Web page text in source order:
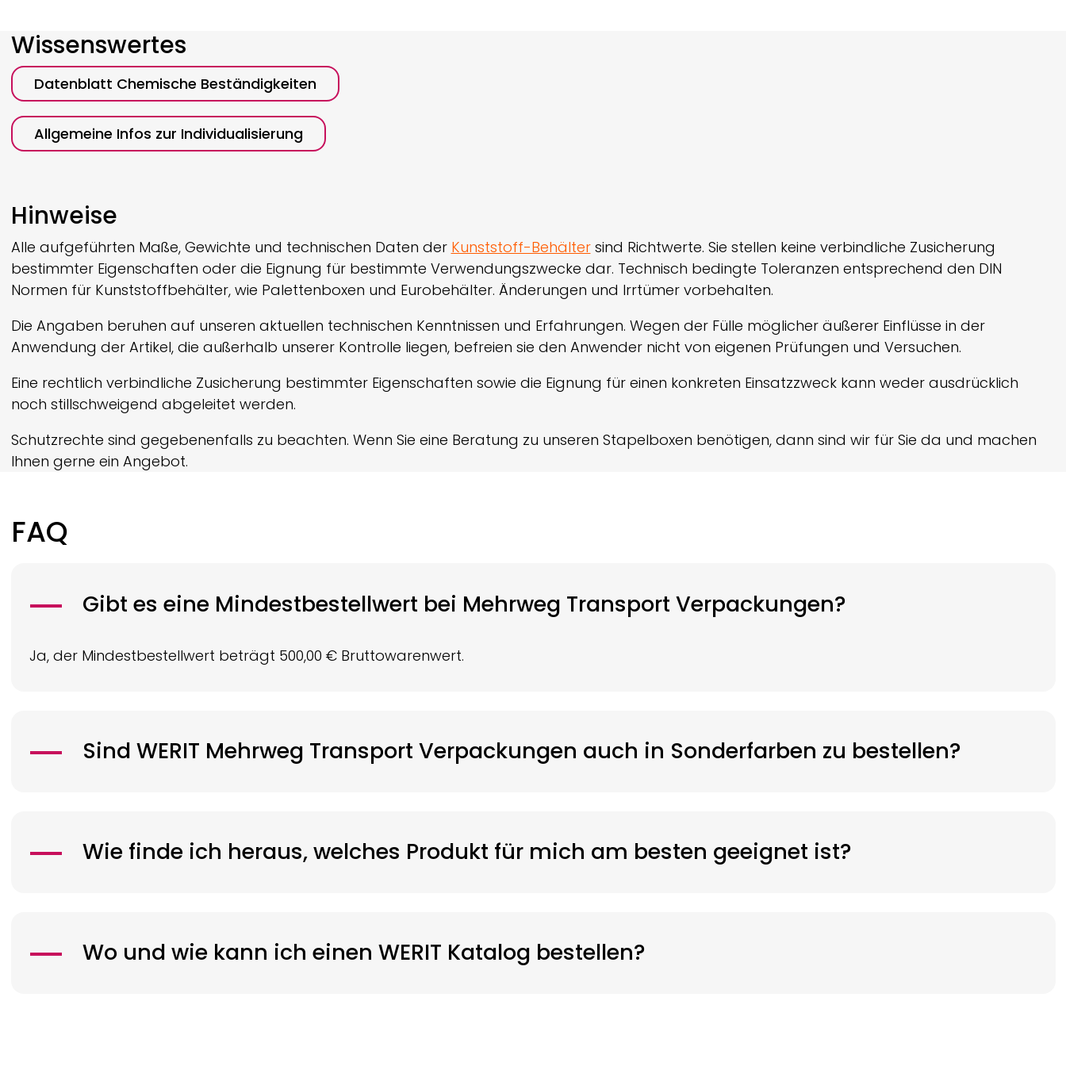
Wissenswertes
Datenblatt Chemische Beständigkeiten
Allgemeine Infos zur Individualisierung
Hinweise
Alle aufgeführten Maße, Gewichte und technischen Daten der Kunststoff-Behältersind Richtwerte. Sie stellen keine verbindliche Zusicherung
bestimmter Eigenschaften oder die Eignung für bestimmte Verwendungszwecke dar. Technisch bedingte Toleranzen entsprechend den DIN
Normen für Kunststoffbehälter, wie Palettenboxen und Eurobehälter. Änderungen und Irrtümer vorbehalten.
Die Angaben beruhen auf unseren aktuellen technischen Kenntnissen und Erfahrungen. Wegen der Fülle möglicher äußerer Einflüsse in der
Anwendung der Artikel, die außerhalb unserer Kontrolle liegen, befreien sie den Anwender nicht von eigenen Prüfungen und Versuchen.
Eine rechtlich verbindliche Zusicherung bestimmter Eigenschaften sowie die Eignung für einen konkreten Einsatzzweck kann weder ausdrücklich
noch still­schweigend abgeleitet werden.
Schutzrechte sind gegebenenfalls zu beachten. Wenn Sie eine Beratung zu unseren Stapelboxen benötigen, dann sind wir für Sie da und machen
Ihnen gerne ein Angebot.
FAQ
Gibt es eine Mindestbestellwert bei Mehrweg Transport Verpackungen?
Ja, der Mindestbestellwert beträgt 500,00 € Bruttowarenwert.
Sind WERIT Mehrweg Transport Verpackungen auch in Sonderfarben zu bestellen?
Wie finde ich heraus, welches Produkt für mich am besten geeignet ist?
Wo und wie kann ich einen WERIT Katalog bestellen?